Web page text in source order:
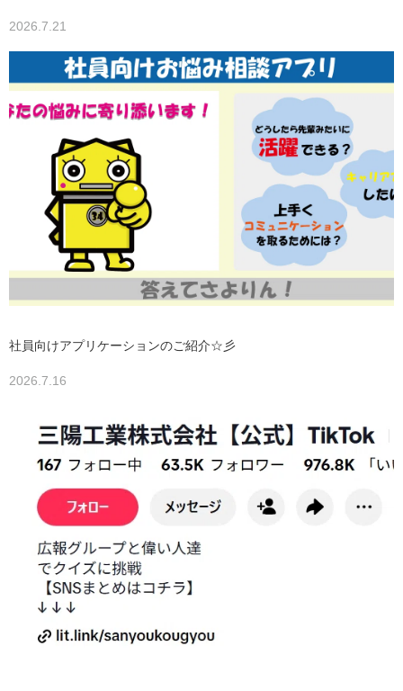
2026.7.21
社員向けアプリケーションのご紹介☆彡
2026.7.16